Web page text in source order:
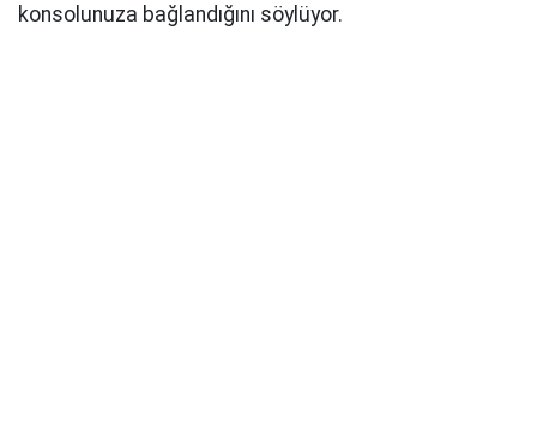
konsolunuza bağlandığını söylüyor.